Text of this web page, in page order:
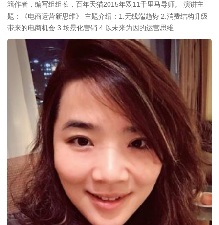
籍作者，编写组组长，百年天猫2015年双11千里马导师。 演讲主
题：《电商运营新思维》 主题介绍：1.无线端趋势 2.消费结构升级
带来的电商机会 3.场景化营销 4.以未来为因的运营思维